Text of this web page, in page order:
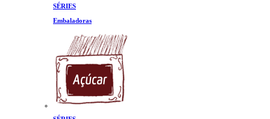
SÉRIES
Embaladoras